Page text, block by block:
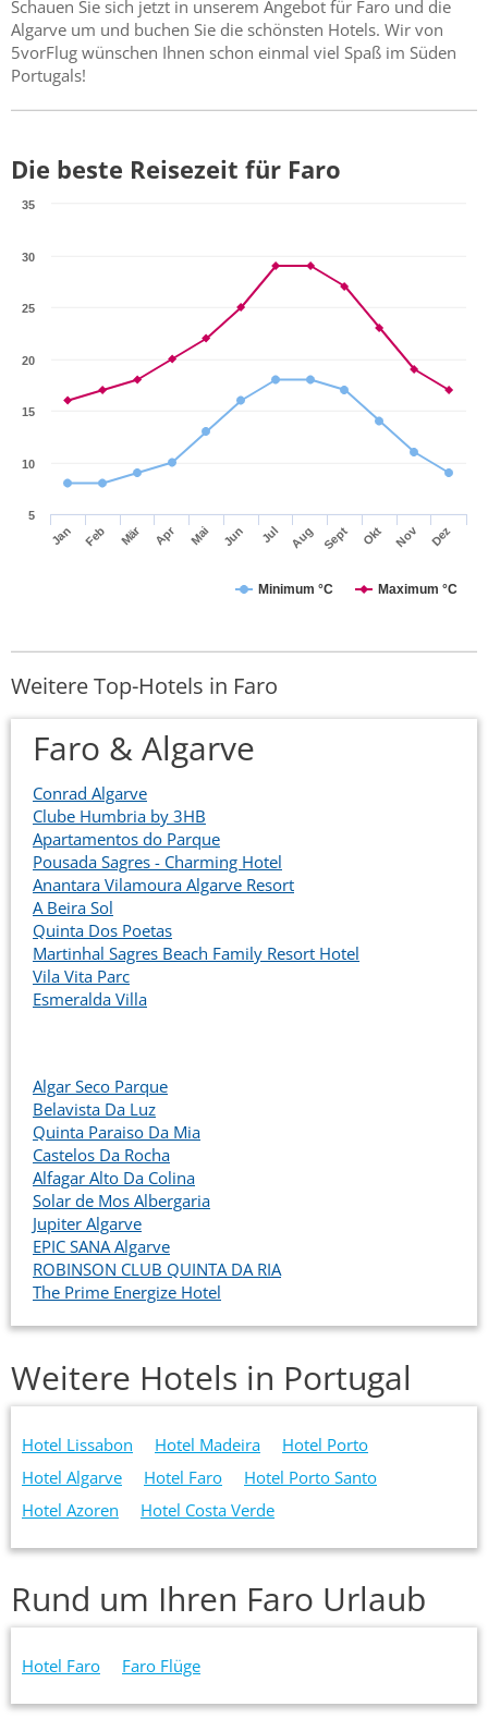
Schauen Sie sich jetzt in unserem Angebot für Faro und die
Algarve um und buchen Sie die schönsten Hotels. Wir von
5vorFlug wünschen Ihnen schon einmal viel Spaß im Süden
Portugals!
Die beste Reisezeit für Faro
Minimum °C Maximum °C
Jan Feb Mär Apr Mai Jun Jul Aug Sept Okt Nov Dez
5
10
15
20
25
30
35
Weitere Top-Hotels in Faro
Faro & Algarve
Conrad Algarve
Clube Humbria by 3HB
Apartamentos do Parque
Pousada Sagres - Charming Hotel
Anantara Vilamoura Algarve Resort
A Beira Sol
Quinta Dos Poetas
Martinhal Sagres Beach Family Resort Hotel
Vila Vita Parc
Esmeralda Villa
Algar Seco Parque
Belavista Da Luz
Quinta Paraiso Da Mia
Castelos Da Rocha
Alfagar Alto Da Colina
Solar de Mos Albergaria
Jupiter Algarve
EPIC SANA Algarve
ROBINSON CLUB QUINTA DA RIA
The Prime Energize Hotel
Weitere Hotels in Portugal
Hotel Lissabon Hotel Madeira
Hotel Porto
Hotel Algarve
Hotel Faro
Hotel Porto Santo
Hotel Azoren
Hotel Costa Verde
Rund um Ihren Faro Urlaub
Hotel Faro Faro Flüge